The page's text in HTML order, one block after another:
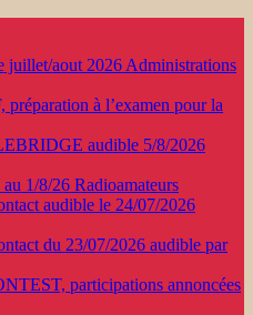
juillet/aout 2026 Administrations
préparation à l’examen pour la
audible 5/8/2026
1/8/26 Radioamateurs
audible le 24/07/2026
du 23/07/2026 audible par
participations annoncées